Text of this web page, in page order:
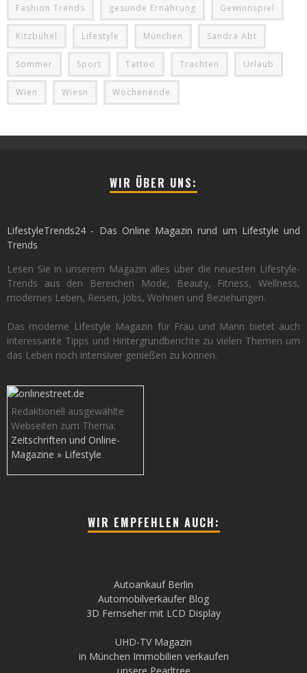
Fashion Trends gesunde Ernährung Gewinnspiel
Kitzbühel Lifestyle München Sandra Abt
Sommer Sport Tattoo Trachten Urlaub
Wien Wiesn Wochenende
WIR ÜBER UNS:
LifestyleTrends24 - Das Online Magazin rund um Lifestyle und
Trends
Lesen Sie in unserem Magazin alles über die neuesten Lifestyle-
Trends aus den Bereichen Mode, Beauty, Fitness, Wellness,
modernes Leben, Reisen, Jobs, Wohnen und Beziehungen.
Das moderne Lifestyle Magazin für Frau und Mann bietet auch
interessante Tipps und Hintergrundberichte zu vielen Themen um
das Leben noch intensiver genießen zu können.
Redaktionell ausgewählte
Webseiten zum Thema:
Zeitschriften und Online-
Magazine » Lifestyle
WIR EMPFEHLEN AUCH:
Autoankauf Berlin
Automobilverkäufer Blog
3D Fernseher mit LCD Display
UHD-TV Magazin
in München Immobilien verkaufen